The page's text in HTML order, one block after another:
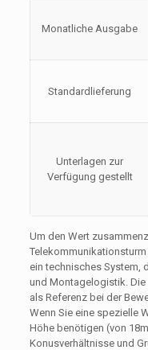
Monatliche Ausgabe
Standardlieferung
Unterlagen zur
Verfügung gestellt
Um den Wert
ein technisches System,
und Montagelogistik. Die
als Referenz bei der
Wenn Sie eine spezielle
Höhe benötigen (von
Konusverhältnisse und